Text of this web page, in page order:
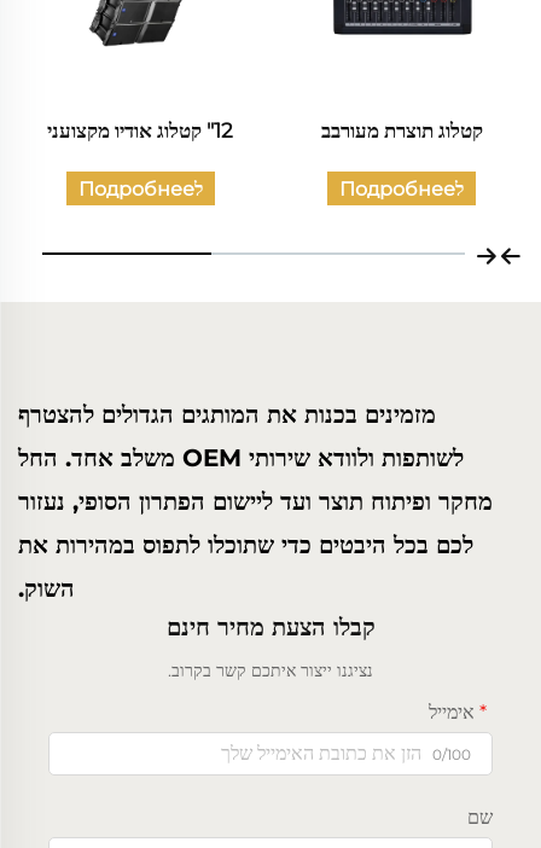
12" קטלוג אודיו מקצועני
לПодробнее
קטלוג של תכשיטים אודיו אזרחי
לПодробнее
מזמינים בכנות את המותגים הגדולים להצטרף
לשותפות ולוודא שירותי OEM משלב אחד. החל
מחקר ופיתוח תוצר ועד ליישום הפתרון הסופי, נעזור
לכם בכל היבטים כדי שתוכלו לתפוס במהירות את
השוק.
קבלו הצעת מחיר חינם
נציגנו ייצור איתכם קשר בקרוב.
אימייל
0/100
שם